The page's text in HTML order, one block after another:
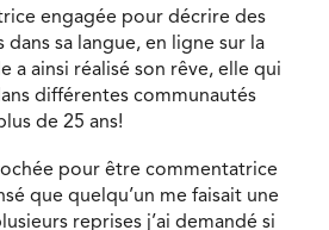
engagée pour décrire des
sa langue, en ligne sur la
a ainsi réalisé son rêve, elle qui
différentes communautés
de 25 ans!
pour être commentatrice
que quelqu’un me faisait une
reprises j’ai demandé si